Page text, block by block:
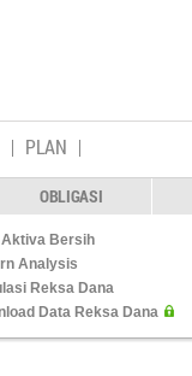
PLAN
OBLIGASI
Aktiva Bersih
Analysis
Reksa Dana
Data Reksa Dana